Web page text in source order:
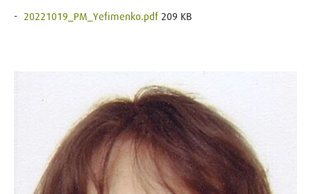
20221019_PM_Yefimenko.pdf 209 KB